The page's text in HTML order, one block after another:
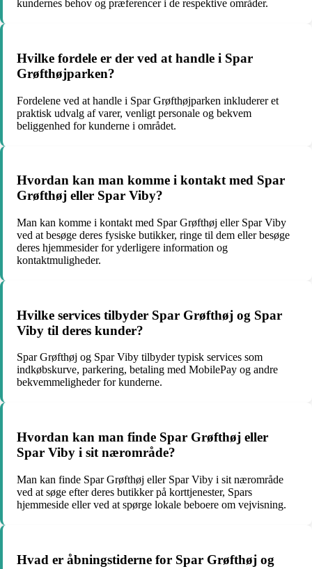
kundernes behov og præferencer i de respektive områder.
Hvilke fordele er der ved at handle i Spar
Grøfthøjparken?
Fordelene ved at handle i Spar Grøfthøjparken inkluderer et
praktisk udvalg af varer, venligt personale og bekvem
beliggenhed for kunderne i området.
Hvordan kan man komme i kontakt med Spar
Grøfthøj eller Spar Viby?
Man kan komme i kontakt med Spar Grøfthøj eller Spar Viby
ved at besøge deres fysiske butikker, ringe til dem eller besøge
deres hjemmesider for yderligere information og
kontaktmuligheder.
Hvilke services tilbyder Spar Grøfthøj og Spar
Viby til deres kunder?
Spar Grøfthøj og Spar Viby tilbyder typisk services som
indkøbskurve, parkering, betaling med MobilePay og andre
bekvemmeligheder for kunderne.
Hvordan kan man finde Spar Grøfthøj eller
Spar Viby i sit nærområde?
Man kan finde Spar Grøfthøj eller Spar Viby i sit nærområde
ved at søge efter deres butikker på korttjenester, Spars
hjemmeside eller ved at spørge lokale beboere om vejvisning.
Hvad er åbningstiderne for Spar Grøfthøj og